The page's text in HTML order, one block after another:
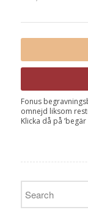
Fonus
omnejd liksom
Klicka då på